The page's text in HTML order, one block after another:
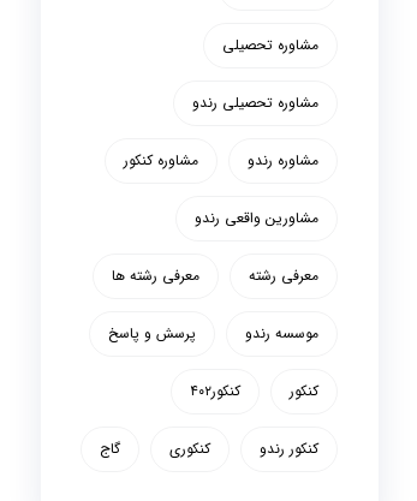
مشاوره تحصیلی
مشاوره تحصیلی رندو
مشاوره رندو مشاوره کنکور
مشاورین واقعی رندو
معرفی رشته معرفی رشته ها
موسسه رندو پرسش و پاسخ
کنکور کنکور۴۰۲
کنکور رندو کنکوری گاج